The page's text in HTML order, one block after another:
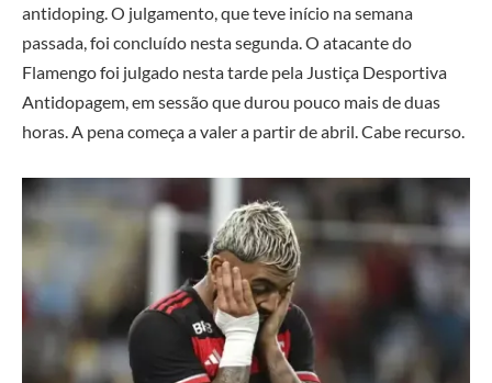
antidoping. O julgamento, que teve início na semana
passada, foi concluído nesta segunda. O atacante do
Flamengo foi julgado nesta tarde pela Justiça Desportiva
Antidopagem, em sessão que durou pouco mais de duas
horas. A pena começa a valer a partir de abril. Cabe recurso.